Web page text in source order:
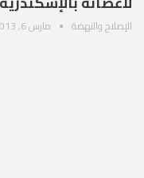
الإصلاح والنهضة مارس 6, 2013